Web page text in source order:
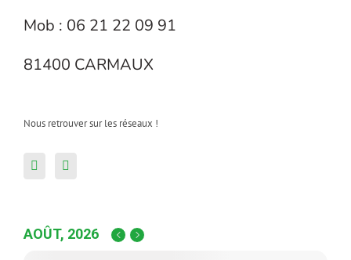
Mob : 06 21 22 09 91
81400 CARMAUX
Nous retrouver sur les réseaux !
AOÛT, 2026